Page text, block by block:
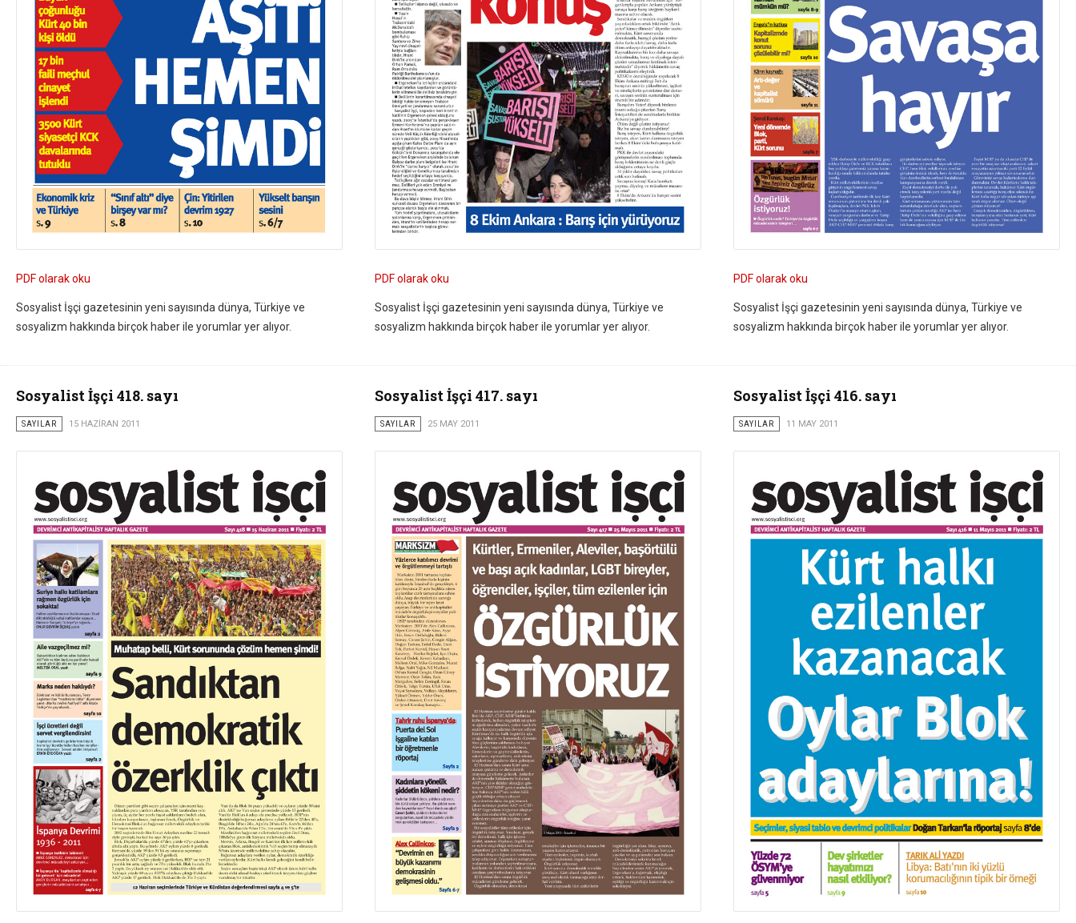
PDF olarak oku
Sosyalist İşçi gazetesinin yeni sayısında dünya, Türkiye ve
sosyalizm hakkında birçok haber ile yorumlar yer alıyor.
PDF olarak oku
Sosyalist İşçi gazetesinin yeni sayısında dünya, Türkiye ve
sosyalizm hakkında birçok haber ile yorumlar yer alıyor.
PDF olarak oku
Sosyalist İşçi gazetesinin yeni sayısında dünya, Türkiye ve
sosyalizm hakkında birçok haber ile yorumlar yer alıyor.
Sosyalist İşçi 418. sayı
SAYILAR 15 HAZIRAN 2011
Sosyalist İşçi 417. sayı
SAYILAR 25 MAY 2011
Sosyalist İşçi 416. sayı
SAYILAR 11 MAY 2011